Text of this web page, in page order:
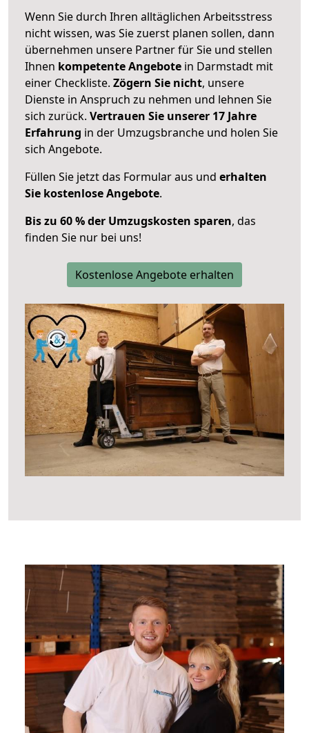
Wenn Sie durch Ihren alltäglichen Arbeitsstress
nicht wissen, was Sie zuerst planen sollen, dann
übernehmen unsere Partner für Sie und stellen
Ihnen kompetente Angebote in Darmstadt mit
einer Checkliste. Zögern Sie nicht, unsere
Dienste in Anspruch zu nehmen und lehnen Sie
sich zurück. Vertrauen Sie unserer 17 Jahre
Erfahrung in der Umzugsbranche und holen Sie
sich Angebote.
Füllen Sie jetzt das Formular aus und erhalten
Sie kostenlose Angebote.
Bis zu 60 % der Umzugskosten sparen, das
finden Sie nur bei uns!
Kostenlose Angebote erhalten